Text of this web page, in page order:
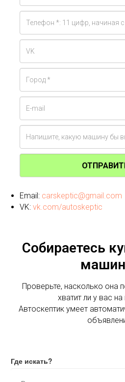
Email: carskeptic@gmail.com
VK: vk.com/autoskeptic
Собираетесь
Проверьте, насколько она
хватит ли у вас
Автоскептик умеет
Где искать?